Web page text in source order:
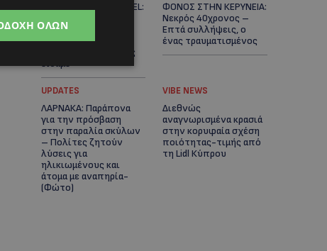
PERNERA BEACH HOTEL:
στα 50 χρόνια ενός
ιστορικού
ξενοδοχείου-Ποιους
είδαμε
ΦΟΝΟΣ ΣΤΗΝ ΚΕΡΥΝΕΙΑ:
Νεκρός 40χρονος –
Επτά συλλήψεις, ο
ένας τραυματισμένος
UPDATES
ΛΑΡΝΑΚΑ: Παράπονα
για την πρόσβαση
στην παραλία σκύλων
– Πολίτες ζητούν
λύσεις για
ηλικιωμένους και
άτομα με αναπηρία-
(Φώτο)
VIBE NEWS
Διεθνώς
αναγνωρισμένα κρασιά
στην κορυφαία σχέση
ποιότητας-τιμής από
τη Lidl Κύπρου
ΌΛΩΝ